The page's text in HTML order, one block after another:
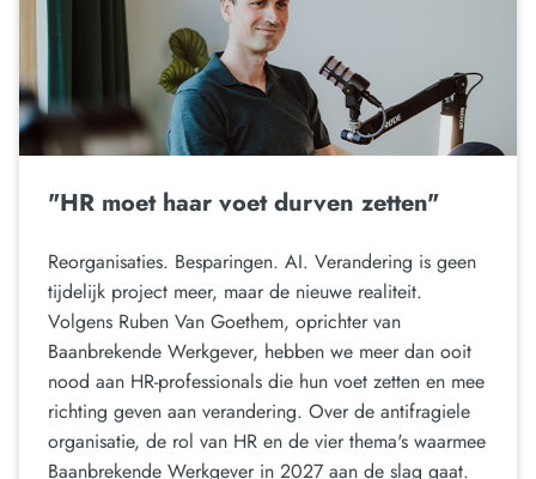
"HR moet haar voet durven zetten"
Reorganisaties. Besparingen. AI. Verandering is geen
tijdelijk project meer, maar de nieuwe realiteit.
Volgens Ruben Van Goethem, oprichter van
Baanbrekende Werkgever, hebben we meer dan ooit
nood aan HR-professionals die hun voet zetten en mee
richting geven aan verandering. Over de antifragiele
organisatie, de rol van HR en de vier thema's waarmee
Baanbrekende Werkgever in 2027 aan de slag gaat.